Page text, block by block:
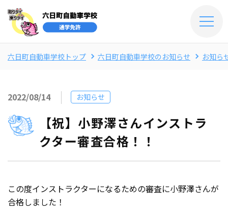
六日町自動車学校トップ 六日町自動車学校のお知らせ お知ら
2022/08/14 お知らせ
【祝】小野澤さんインストラ
クター審査合格！！
この度インストラクターになるための審査に小野澤さんが
合格しました！